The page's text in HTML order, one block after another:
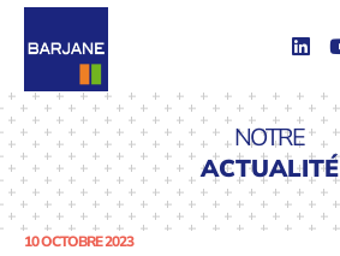
NOTRE
ACTUALITÉ
10 OCTOBRE 2023